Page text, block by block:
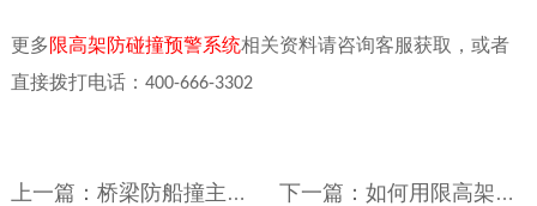
更多限高架防碰撞预警系统相关资料请咨询客服获取，或者
直接拨打电话： 400-666-3302
上一篇：桥梁防船撞主动预警系统的多源融合感知技术 下一篇：如何用限高架预警仪一体机重新定义限高架防碰撞预警